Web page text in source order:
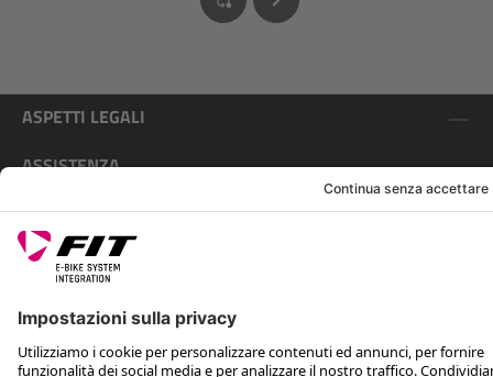
ASPETTI LEGALI
ASSISTENZA
SEGUICI SU